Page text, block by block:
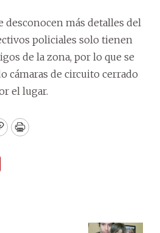
desconocen más detalles del
policiales solo tienen
de la zona, por lo que se
cámaras de circuito cerrado
el lugar.
Print